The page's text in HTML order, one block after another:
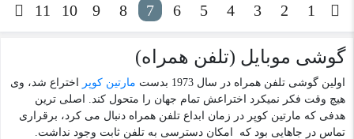
1
2
3
4
5
6
7
8
9
10
11
گوشی موبایل (تلفن همراه)
اولین گوشی تلفن همراه در سال 1973 بدست مارتین کوپر
اختراع شد، وی
هیچ وقت فکر نمیکرد اختراعش تمام جهان را متحول کند. اصلی ترین
هدفی که مارتین کوپر در زمان ابداع تلفن همراه دنبال می کرد، برقراری
تماس در جاهایی بود که امکان دسترسی به تلفن ثابت وجود نداشت.